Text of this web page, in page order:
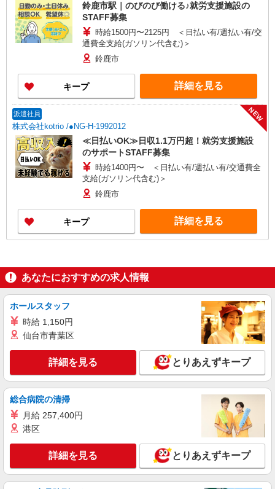
鈴鹿市駅｜のびのび働ける♪就労支援施設の
STAFF募集
時給1500円〜2125円 ＜日払い有/週払い有/交
通費全支給(ガソリン代含む)＞
鈴鹿市
キープ 詳細を見る
派遣社員
株式会社kotrio /●NG-H-1992012
NEW
≪日払いOK≫日収1.1万円超！就労支援施設
のサポートSTAFF募集
時給1400円〜 ＜日払い有/週払い有/交通費全
支給(ガソリン代含む)＞
鈴鹿市
キープ 詳細を見る
あなたにおすすめの求人情報
ホールスタッフ
時給 1,150円
仙台市青葉区
詳細を見る とりあえずキープ
総合病院の清掃
月給 257,400円
港区
詳細を見る とりあえずキープ